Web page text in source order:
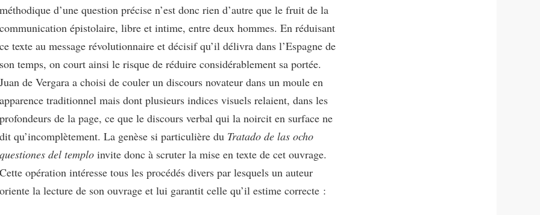
méthodique d’une question précise n’est donc rien d’autre que le fruit de la
communication épistolaire, libre et intime, entre deux hommes. En réduisant
ce texte au message révolutionnaire et décisif qu’il délivra dans l’Espagne de
son temps, on court ainsi le risque de réduire considérablement sa portée.
Juan de Vergara a choisi de couler un discours novateur dans un moule en
apparence traditionnel mais dont plusieurs indices visuels relaient, dans les
profondeurs de la page, ce que le discours verbal qui la noircit en surface ne
dit qu’incomplètement. La genèse si particulière du Tratado de las ocho
questiones del templo invite donc à scruter la mise en texte de cet ouvrage.
Cette opération intéresse tous les procédés divers par lesquels un auteur
oriente la lecture de son ouvrage et lui garantit celle qu’il estime correcte :